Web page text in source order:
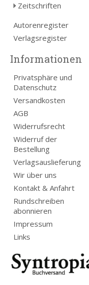
Zeitschriften
Autorenregister
Verlagsregister
Informationen
Privatsphäre und
Datenschutz
Versandkosten
AGB
Widerrufsrecht
Widerruf der
Bestellung
Verlagsauslieferung
Wir über uns
Kontakt & Anfahrt
Rundschreiben
abonnieren
Impressum
Links